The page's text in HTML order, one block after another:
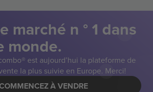
marché n ° 1 dans
monde.
est aujourd’hui la plateforme de
la plus suivie en Europe. Merci!
À VENDRE